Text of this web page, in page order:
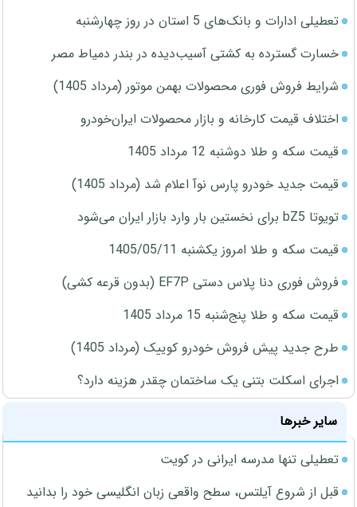
تعطیلی ادارات و بانک‌های 5 استان در روز چهارشنبه
خسارت گسترده به کشتی آسیب‌دیده در بندر دمیاط مصر
شرایط فروش فوری محصولات بهمن موتور (مرداد 1405)
اختلاف قیمت کارخانه و بازار محصولات ایران‌خودرو
قیمت سکه و طلا دوشنبه 12 مرداد 1405
قیمت جدید خودرو پارس نوآ اعلام شد (مرداد 1405)
تویوتا bZ5 برای نخستین بار وارد بازار ایران می‌شود
قیمت سکه و طلا امروز یکشنبه 1405/05/11
فروش فوری دنا پلاس دستی EF7P (بدون قرعه کشی)
قیمت سکه و طلا پنج‌شنبه 15 مرداد 1405
طرح جدید پیش فروش خودرو کوییک (مرداد 1405)
اجرای اسکلت بتنی یک ساختمان چقدر هزینه دارد؟
سایر خبرها
تعطیلی تنها مدرسه ایرانی در کویت
قبل از شروع آیلتس، سطح واقعی زبان انگلیسی خود را بدانید